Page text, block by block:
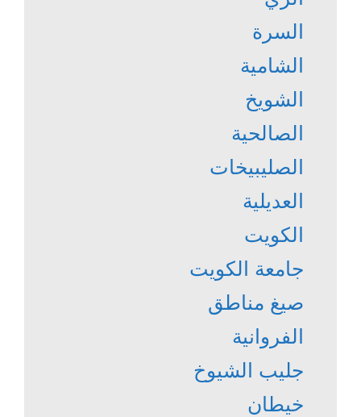
السرة
الشامية
الشويخ
الصالحية
الصليبيخات
العديلية
الكويت
جامعة الكويت
صيغ مناطق
الفروانية
جليب الشيوخ
خيطان